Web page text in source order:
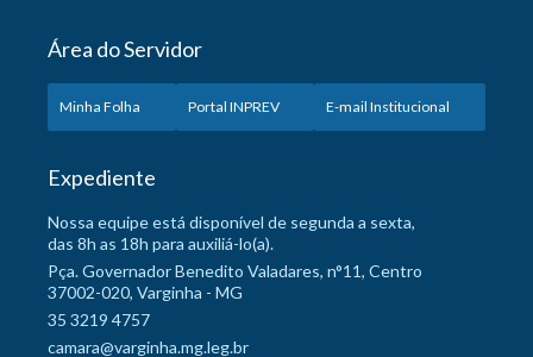
Área do Servidor
Minha Folha Portal INPREV E-mail Institucional
Expediente
Nossa equipe está disponível de segunda a sexta,
das 8h as 18h para auxiliá-lo(a).
Pça. Governador Benedito Valadares, n°11, Centro
37002-020, Varginha - MG
35 3219 4757
camara@varginha.mg.leg.br